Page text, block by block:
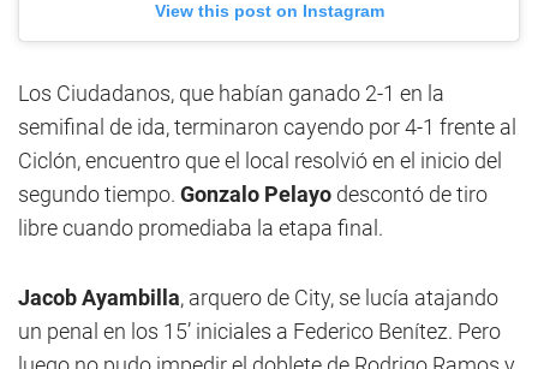
View this post on Instagram
Los Ciudadanos, que habían ganado 2-1 en la
semifinal de ida, terminaron cayendo por 4-1 frente al
Ciclón, encuentro que el local resolvió en el inicio del
segundo tiempo. Gonzalo Pelayo descontó de tiro
libre cuando promediaba la etapa final.
Jacob Ayambilla, arquero de City, se lucía atajando
un penal en los 15’ iniciales a Federico Benítez. Pero